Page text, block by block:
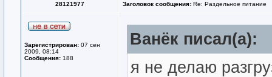
28121977 Заголовок сообщения: Re: Раздельное питание
Зарегистрирован: 07 сен
2009, 08:14
Сообщения: 188
Ванёк писал(а):
я не делаю